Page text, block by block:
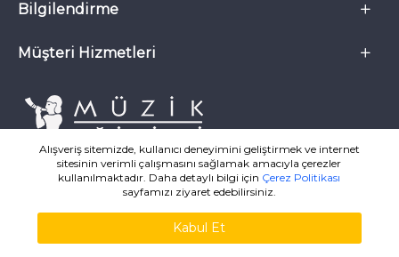
Bilgilendirme
Müşteri Hizmetleri
Alışveriş sitemizde, kullanıcı deneyimini geliştirmek ve internet
sitesinin verimli çalışmasını sağlamak amacıyla çerezler
kullanılmaktadır. Daha detaylı bilgi için Çerez Politikası
sayfamızı ziyaret edebilirsiniz.
Kabul Et